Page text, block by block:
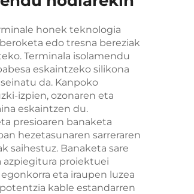
honek teknologia
edo tresna bereziak
Terminala isolamendu
eskaintzeko silikona
da. Kanpoko
izpien, ozonaren eta
eskaintzen du.
presioaren banaketa
hezetasunaren sarreraren
saihestuz. Banaketa sare
azpiegitura proiektuei
eta iraupen luzea
kable estandarren